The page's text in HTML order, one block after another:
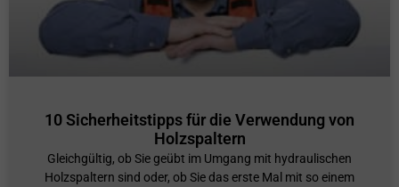
10 Sicherheitstipps für die Verwendung von
Holzspaltern
Gleichgültig, ob Sie geübt im Umgang mit hydraulischen
Holzspaltern sind oder, ob Sie das erste Mal mit so einem